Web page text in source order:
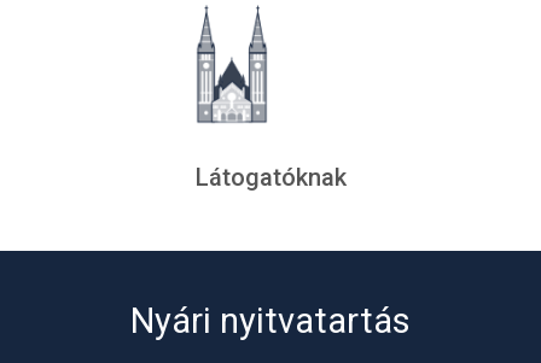
Látogatóknak
Nyári nyitvatartás